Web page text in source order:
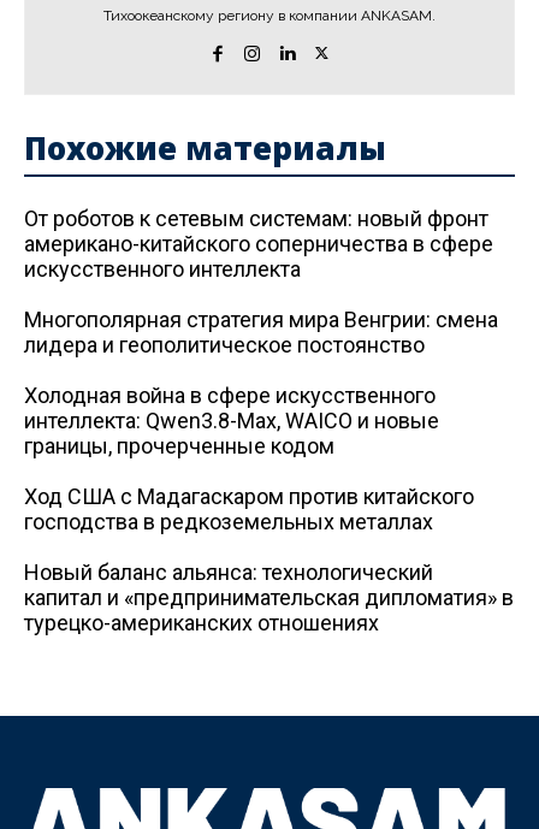
Тихоокеанскому региону в компании ANKASAM.
Похожие материалы
От роботов к сетевым системам: новый фронт
американо-китайского соперничества в сфере
искусственного интеллекта
Многополярная стратегия мира Венгрии: смена
лидера и геополитическое постоянство
Холодная война в сфере искусственного
интеллекта: Qwen3.8-Max, WAICO и новые
границы, прочерченные кодом
Ход США с Мадагаскаром против китайского
господства в редкоземельных металлах
Новый баланс альянса: технологический
капитал и «предпринимательская дипломатия» в
турецко-американских отношениях